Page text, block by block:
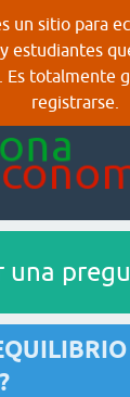
un sitio para
estudiantes
Es totalmente
registrarse.
una